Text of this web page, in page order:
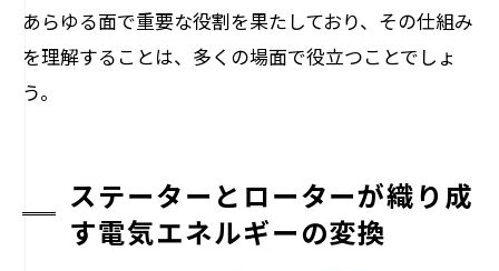
あらゆる面で重要な役割を果たしており、その仕組み
を理解することは、多くの場面で役立つことでしょ
う。
ステーターとローターが織り成
す電気エネルギーの変換